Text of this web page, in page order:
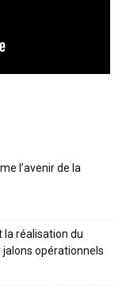
l’avenir de la
la réalisation du
opérationnels